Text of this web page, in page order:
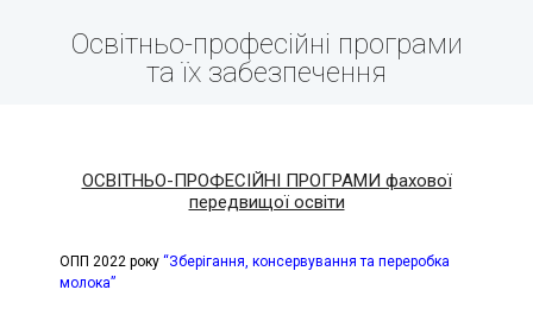
Освітньо-професійні програми
та їх забезпечення
ОСВІТНЬО-ПРОФЕСІЙНІ ПРОГРАМИ фахової
передвищої освіти
ОПП 2022 року “Зберігання, консервування та переробка
молока”